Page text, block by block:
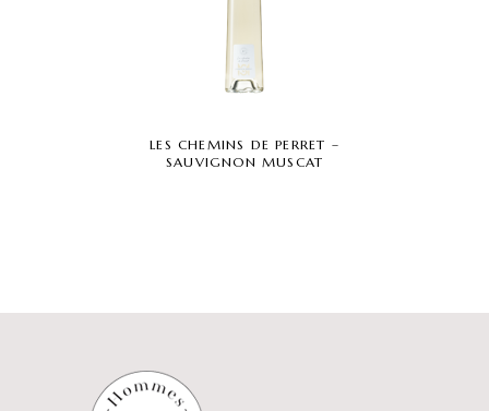
LES CHEMINS DE PERRET –
SAUVIGNON MUSCAT